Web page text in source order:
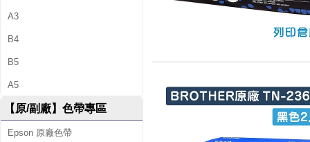
A3
B4
B5
A5
【原/副廠】色帶專區
Epson 原廠色帶